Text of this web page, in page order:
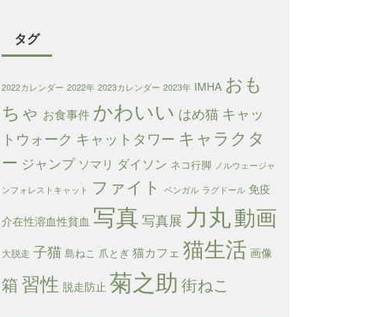
タグ
2022カレンダー 2022年 2023カレンダー 2023年 IMHA おも
ちゃ お食事件 かわいい はめ猫 キャッ
トウォーク キャットタワー キャラクタ
ー ジャンプ ソマリ ダイソン ネコ行脚 ノルウェージャ
ンフォレストキャット ファイト ベンガル ラグドール 免疫
介在性溶血性貧血 写真 写真展 力丸動画
大脱走 子猫 島ねこ 爪とぎ 猫カフェ 猫生活 画像
箱 習性 脱走防止 菊之助 街ねこ